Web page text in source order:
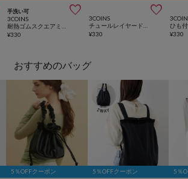
手洗い可 
3COINS
¥330

3COINS
¥330 ¥330
おすすめのバッグ
5％OFFクーポン 5％OFFクーポン 5％